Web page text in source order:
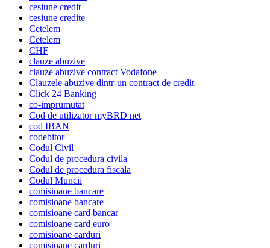
cesiune credit
cesiune credite
Cetelem
Cetelem
CHF
clauze abuzive
clauze abuzive contract Vodafone
Clauzele abuzive dintr-un contract de credit
Click 24 Banking
co-imprumutat
Cod de utilizator myBRD net
cod IBAN
codebitor
Codul Civil
Codul de procedura civila
Codul de procedura fiscala
Codul Muncii
comisioane bancare
comisioane bancare
comisioane card bancar
comisioane card euro
comisioane carduri
comisioane carduri